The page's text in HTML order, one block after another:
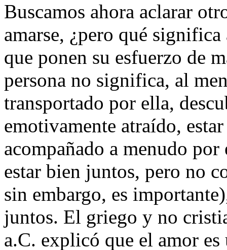
Buscamos ahora aclarar
amarse, ¿pero qué significa
que ponen su esfuerzo de
persona no significa, al
transportado por ella,
emotivamente atraído,
acompañado a menudo
estar bien juntos, pero no
sin embargo, es
juntos. El griego y no
a.C. explicó que el amor